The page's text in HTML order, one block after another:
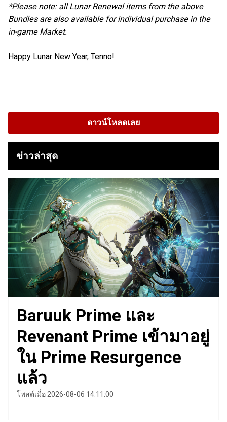
*Please note: all Lunar Renewal items from the above
Bundles are also available for individual purchase in the
in-game Market.
Happy Lunar New Year, Tenno!
ดาวน์โหลดเลย
ข่าวล่าสุด
Baruuk Prime และ
Revenant Prime เข้ามาอยู่
ใน Prime Resurgence
แล้ว
โพสต์เมื่อ 2026-08-06 14:11:00